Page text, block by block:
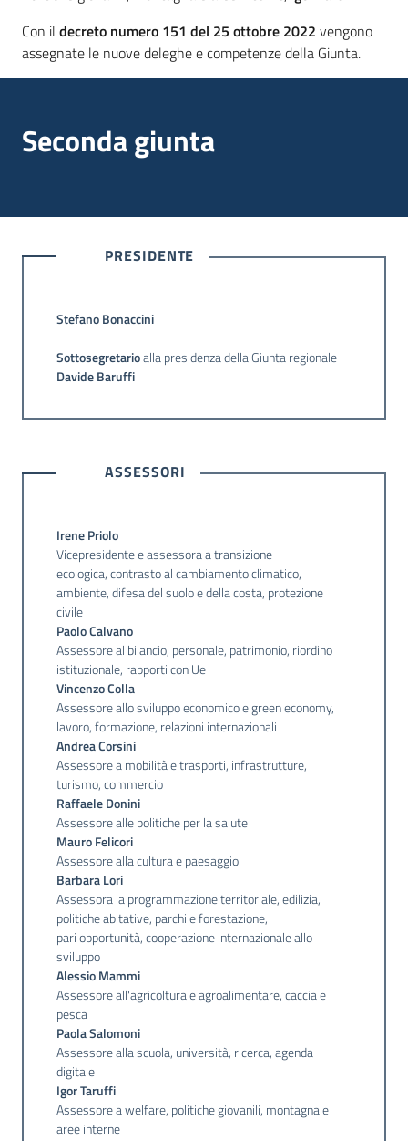
Con il decreto numero 151 del 25 ottobre 2022 vengono
assegnate le nuove deleghe e competenze della Giunta.
Seconda giunta
PRESIDENTE
Stefano Bonaccini
Sottosegretarioalla presidenza della Giunta regionale
Davide Baruffi
ASSESSORI
Irene Priolo
Vicepresidente e assessora a transizione
ecologica, contrasto al cambiamento climatico,
ambiente, difesa del suolo e della costa, protezione
civile
Paolo Calvano
Assessore al bilancio, personale, patrimonio, riordino
istituzionale, rapporti con Ue
Vincenzo Colla
Assessore allo sviluppo economico e green economy,
lavoro, formazione, relazioni internazionali
Andrea Corsini
Assessore a mobilità e trasporti, infrastrutture,
turismo, commercio
Raffaele Donini
Assessore alle politiche per la salute
Mauro Felicori
Assessore alla cultura e paesaggio
Barbara Lori
Assessora a programmazione territoriale, edilizia,
politiche abitative, parchi e forestazione,
pari opportunità, cooperazione internazionale allo
sviluppo
Alessio Mammi
Assessore all'agricoltura e agroalimentare, caccia e
pesca
Paola Salomoni
Assessore alla scuola, università, ricerca, agenda
digitale
Igor Taruffi
Assessore a welfare, politiche giovanili, montagna e
aree interne